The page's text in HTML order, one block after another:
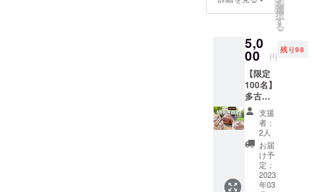
10,000
利用券
10,000
円＋館
内利用
券1,000
円付き
友人同
士や
ファミ
リー、
または
ソロで2
回以上
ご来場
を
選
択
す
る
5,0
00 円
残り98
【限定
100名】
多古町
名物
「元気
豚」
BBQ
セット3
人前 金
額5,000
円 ・元
支援
者：
2人
お届
け予
定：
2023
年03